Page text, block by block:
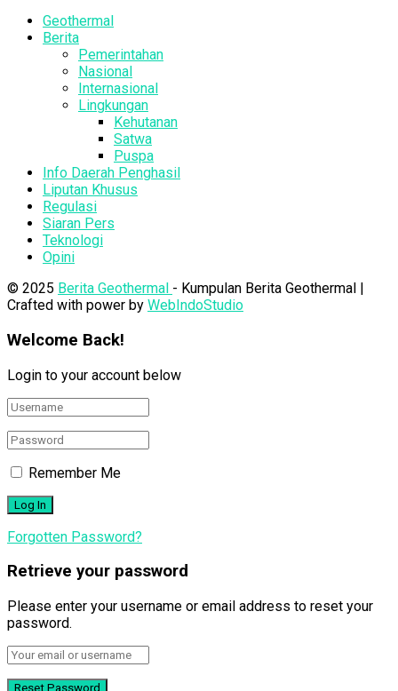
Geothermal
Berita
Pemerintahan
Nasional
Internasional
Lingkungan
Kehutanan
Satwa
Puspa
Info Daerah Penghasil
Liputan Khusus
Regulasi
Siaran Pers
Teknologi
Opini
© 2025 Berita Geothermal - Kumpulan Berita Geothermal |
Crafted with power by WebIndoStudio
Welcome Back!
Login to your account below
Remember Me
Forgotten Password?
Retrieve your password
Please enter your username or email address to reset your
password.